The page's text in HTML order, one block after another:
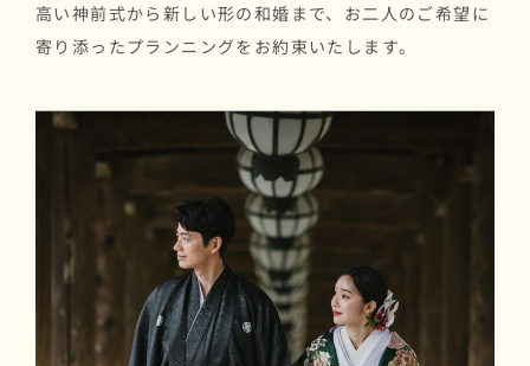
高い神前式から新しい形の和婚まで、お二人のご希望に
寄り添ったプランニングをお約束いたします。